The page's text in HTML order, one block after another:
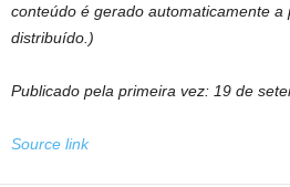
conteúdo é gerado automaticamente a
distribuído.)
Publicado pela primeira vez: 19 de
Source link